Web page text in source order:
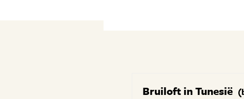
Bruiloft in Tunesië